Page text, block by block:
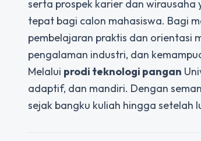
serta prospek karier dan wirausaha
tepat bagi calon mahasiswa. Bagi
pembelajaran praktis dan orientasi
pengalaman industri, dan
Melalui prodi teknologi pangan
adaptif, dan mandiri. Dengan
sejak bangku kuliah hingga setelah